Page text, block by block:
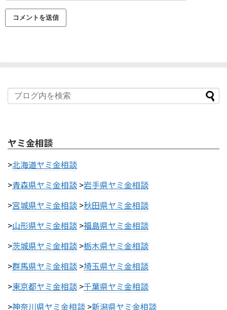
ヤミ金相談
>北海道ヤミ金相談
>青森県ヤミ金相談 >岩手県ヤミ金相談
>宮城県ヤミ金相談 >秋田県ヤミ金相談
>山形県ヤミ金相談 >福島県ヤミ金相談
>茨城県ヤミ金相談 >栃木県ヤミ金相談
>群馬県ヤミ金相談 >埼玉県ヤミ金相談
>東京都ヤミ金相談 >千葉県ヤミ金相談
>神奈川県ヤミ金相談 >新潟県ヤミ金相談